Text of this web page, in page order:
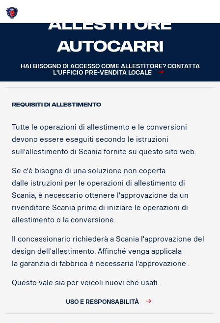
Allestitore
autocarri
HAI BISOGNO DI ACCESSO COME ALLESTITORE? CONTATTA
L'UFFICIO PRE-VENDITA LOCALE
REQUISITI DI ALLESTIMENTO
Tutte le operazioni di allestimento e le conversioni
devono essere eseguiti secondo le istruzioni
sull'allestimento di Scania fornite su questo sito web.
Se c'è bisogno di una soluzione non coperta
dalle istruzioni per le operazioni di allestimento di
Scania, è necessario ottenere l'approvazione da un
rivenditore Scania prima di iniziare le operazioni di
allestimento o la conversione.
Il concessionario richiederà a Scania l'approvazione del
design dell'allestimento. Affinché venga applicala
la garanzia di fabbrica è necessaria l'approvazione .
Questo vale sia per veicoli nuovi che usati.
USO E RESPONSABILITÀ